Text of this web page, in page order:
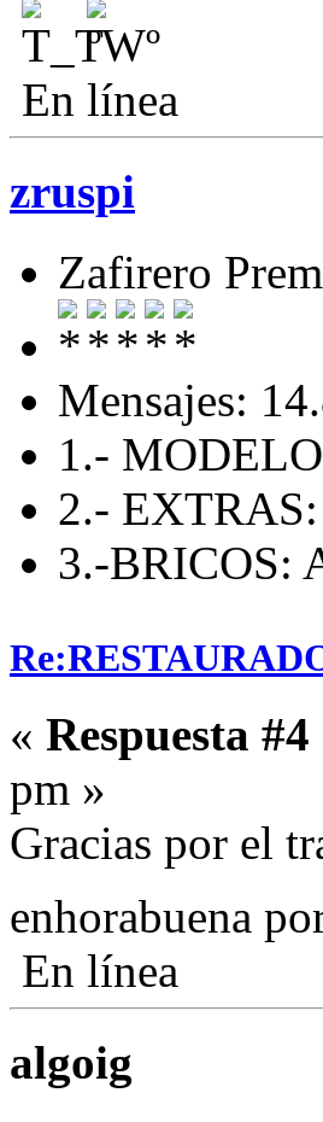
En línea
zruspi
Zafirero
Mensajes:
1.-
2.- EXTRAS:
3.-BRICOS:
« Respuesta #4
pm »
Gracias por el
enhorabuena
En línea
algoig